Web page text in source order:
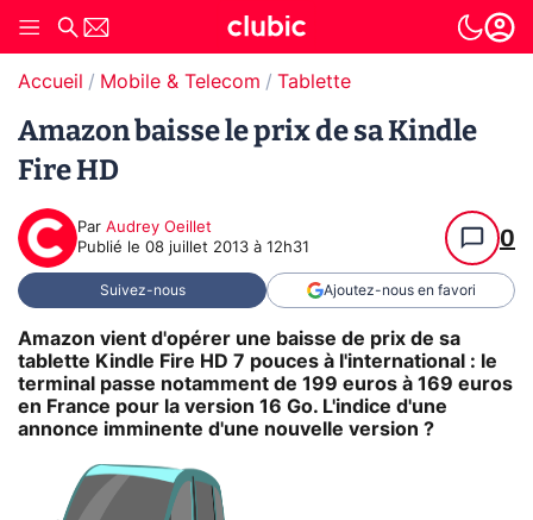
Accueil Mobile & Telecom Tablette
Amazon baisse le prix de sa Kindle
Fire HD
Par Audrey Oeillet
Publié le 08 juillet 2013 à 12h31 0
Suivez-nous Ajoutez-nous en favori
Amazon vient d'opérer une baisse de prix de sa
tablette Kindle Fire HD 7 pouces à l'international : le
terminal passe notamment de 199 euros à 169 euros
en France pour la version 16 Go. L'indice d'une
annonce imminente d'une nouvelle version ?